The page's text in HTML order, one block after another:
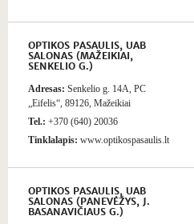
OPTIKOS PASAULIS, UAB
SALONAS (MAŽEIKIAI,
SENKELIO G.)
Adresas: Senkelio g. 14A, PC
„Eifelis“, 89126, Mažeikiai
Tel.: +370 (640) 20036
Tinklalapis: www.optikospasaulis.lt
OPTIKOS PASAULIS, UAB
SALONAS (PANEVĖŽYS, J.
BASANAVIČIAUS G.)